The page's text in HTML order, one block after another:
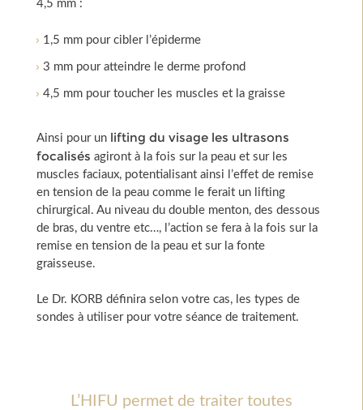
4,5 mm :
1,5 mm pour cibler l’épiderme
3 mm pour atteindre le derme profond
4,5 mm pour toucher les muscles et la graisse
Ainsi pour un lifting du visage les ultrasons
focalisés agiront à la fois sur la peau et sur les
muscles faciaux, potentialisant ainsi l’effet de remise
en tension de la peau comme le ferait un lifting
chirurgical. Au niveau du double menton, des dessous
de bras, du ventre etc…, l’action se fera à la fois sur la
remise en tension de la peau et sur la fonte
graisseuse.
Le Dr. KORB définira selon votre cas, les types de
sondes à utiliser pour votre séance de traitement.
L’HIFU permet de traiter toutes